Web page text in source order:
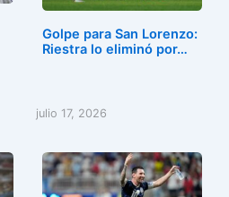
Golpe para San Lorenzo:
Riestra lo eliminó por…
julio 17, 2026